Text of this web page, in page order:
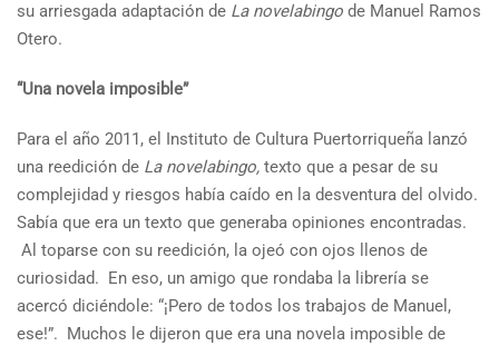
su arriesgada adaptación de La novelabingo de Manuel Ramos
Otero.
“Una novela imposible”
Para el año 2011, el Instituto de Cultura Puertorriqueña lanzó
una reedición de La novelabingo, texto que a pesar de su
complejidad y riesgos había caído en la desventura del olvido.
Sabía que era un texto que generaba opiniones encontradas.
Al toparse con su reedición, la ojeó con ojos llenos de
curiosidad. En eso, un amigo que rondaba la librería se
acercó diciéndole: “¡Pero de todos los trabajos de Manuel,
ese!”. Muchos le dijeron que era una novela imposible de